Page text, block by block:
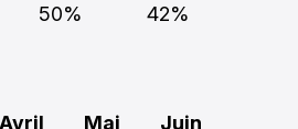
50% 42%
Avril Mai Juin